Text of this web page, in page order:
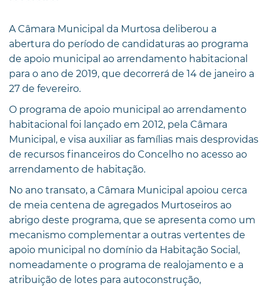
A Câmara Municipal da Murtosa deliberou a
abertura do período de candidaturas ao programa
de apoio municipal ao arrendamento habitacional
para o ano de 2019, que decorrerá de 14 de janeiro a
27 de fevereiro.
O programa de apoio municipal ao arrendamento
habitacional foi lançado em 2012, pela Câmara
Municipal, e visa auxiliar as famílias mais desprovidas
de recursos financeiros do Concelho no acesso ao
arrendamento de habitação.
No ano transato, a Câmara Municipal apoiou cerca
de meia centena de agregados Murtoseiros ao
abrigo deste programa, que se apresenta como um
mecanismo complementar a outras vertentes de
apoio municipal no domínio da Habitação Social,
nomeadamente o programa de realojamento e a
atribuição de lotes para autoconstrução,